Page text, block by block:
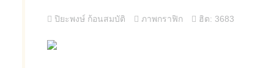
ปิยะพงษ์ ก้อนสมบัติ ภาพกราฟิก ฮิต: 3683